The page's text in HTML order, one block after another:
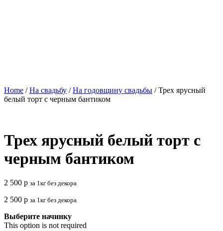
Home /На свадьбу /На годовщину свадьбы / Трех ярусный
белый торт с черным бантиком
Трех ярусный белый торт с
черным бантиком
2 500 р за 1кг без декора
2 500 р за 1кг без декора
Выберите начинку
This option is not required